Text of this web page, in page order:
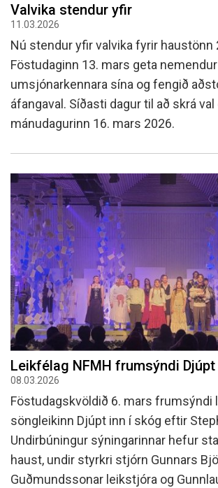
Valvika stendur yfir
11.03.2026
Nú stendur yfir valvika fyrir haustönn
Föstudaginn 13. mars geta
umsjónarkennara sína og fengið
áfangaval. Síðasti dagur til að skrá val
mánudagurinn 16. mars 2026.
Leikfélag NFMH frumsýndi
08.03.2026
Föstudagskvöldið 6. mars frumsýndi
söngleikinn Djúpt inn í skóg eftir
Undirbúningur sýningarinnar hefur
haust, undir styrkri stjórn Gunnars
Guðmundssonar leikstjóra og